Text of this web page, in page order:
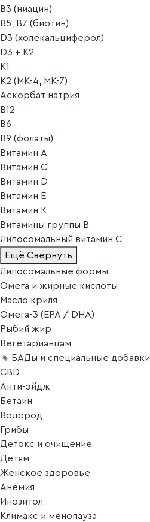
B3 (ниацин)
B5, B7 (биотин)
D3 (холекальциферол)
D3 + K2
K1
K2 (MK-4, MK-7)
Аскорбат натрия
В12
В6
В9 (фолаты)
Витамин A
Витамин C
Витамин D
Витамин E
Витамин K
Витамины группы B
Липосомальный витамин C
Ещё Свернуть
Липосомальные формы
Омега и жирные кислоты
Масло криля
Омега-3 (EPA / DHA)
Рыбий жир
Вегетарианцам
БАДы и специальные добавки
CBD
Анти-эйдж
Бетаин
Водород
Грибы
Детокс и очищение
Детям
Женское здоровье
Анемия
Инозитол
Климакс и менопауза